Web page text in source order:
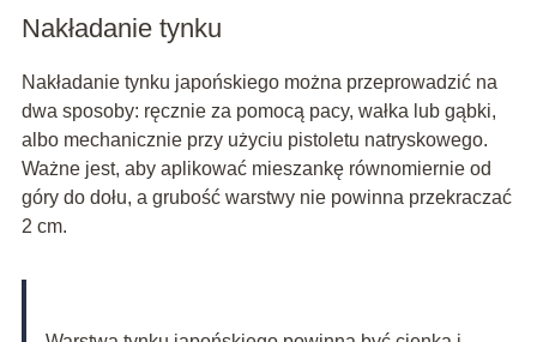
Nakładanie tynku
Nakładanie tynku japońskiego można przeprowadzić na
dwa sposoby: ręcznie za pomocą pacy, wałka lub gąbki,
albo mechanicznie przy użyciu pistoletu natryskowego.
Ważne jest, aby aplikować mieszankę równomiernie od
góry do dołu, a grubość warstwy nie powinna przekraczać
2 cm.